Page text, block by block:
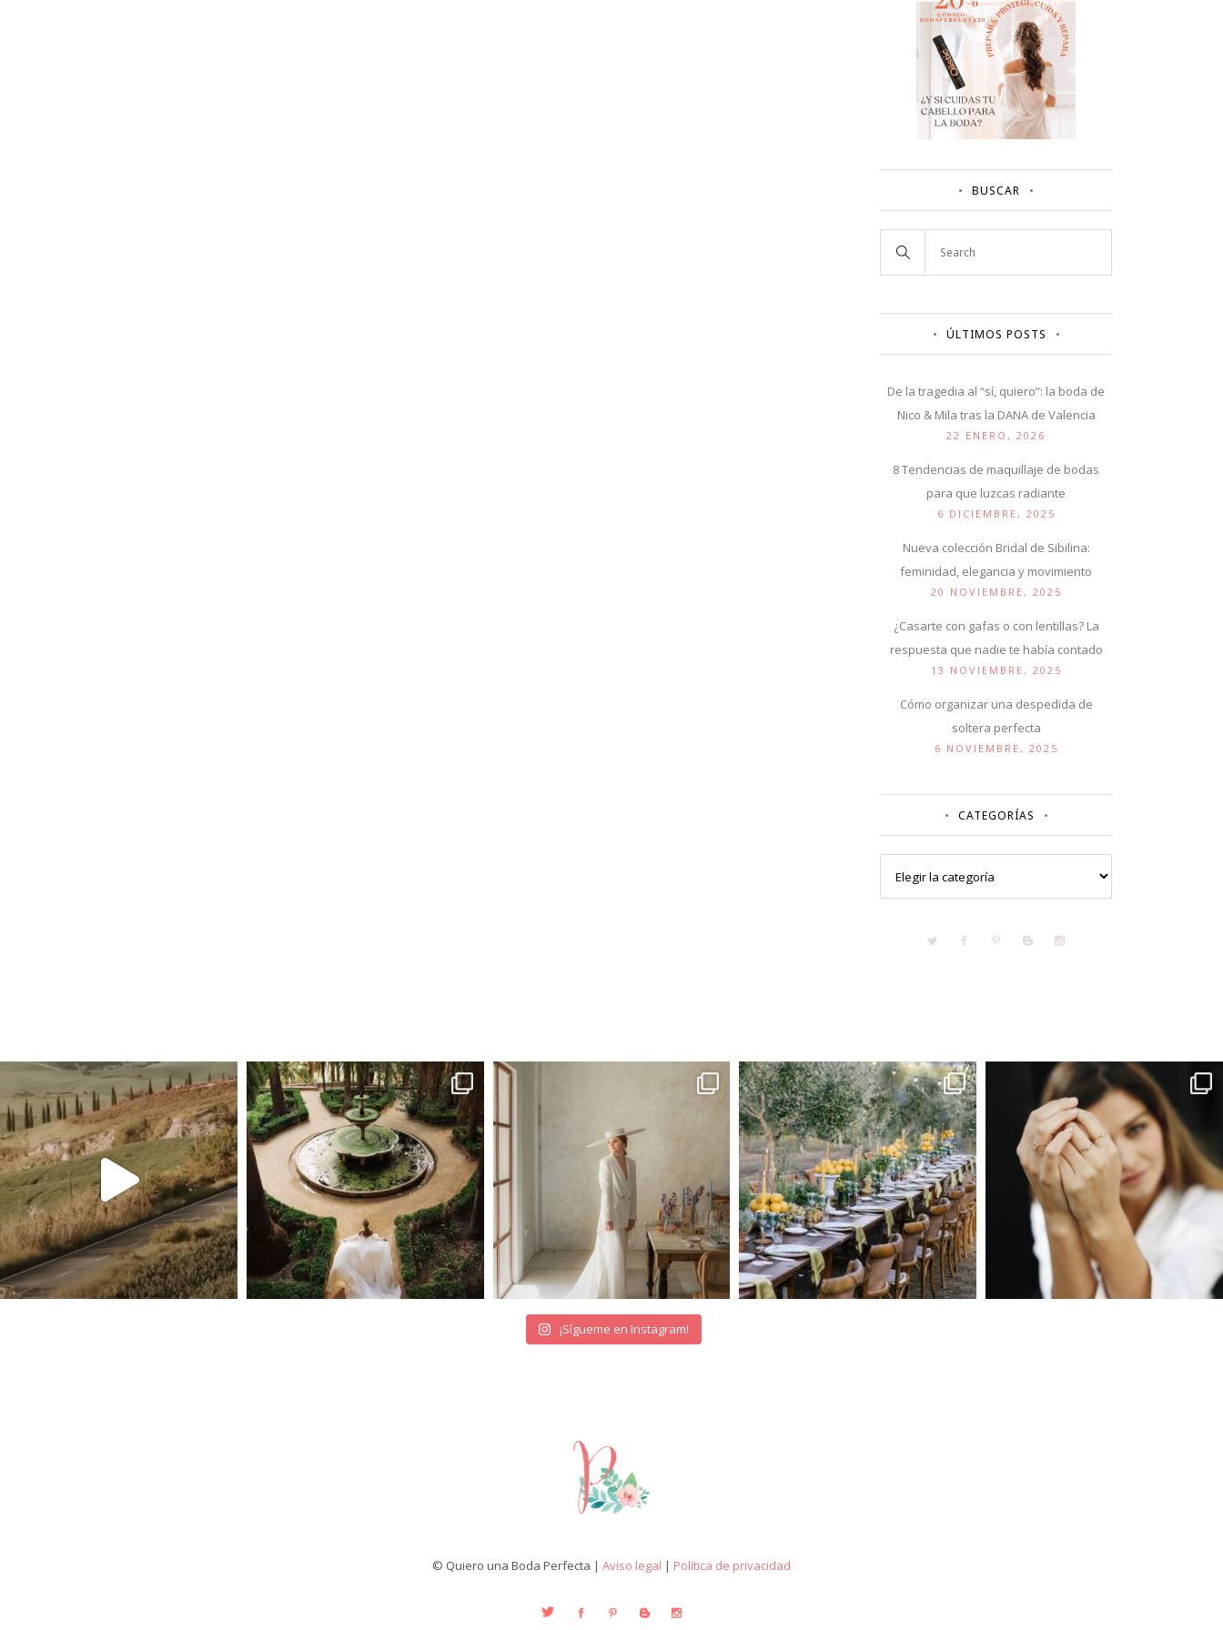
BUSCAR
ÚLTIMOS POSTS
De la tragedia al “sí, quiero”: la boda de
Nico & Mila tras la DANA de Valencia
22 ENERO, 2026
8 Tendencias de maquillaje de bodas
para que luzcas radiante
6 DICIEMBRE, 2025
Nueva colección Bridal de Sibilina:
feminidad, elegancia y movimiento
20 NOVIEMBRE, 2025
¿Casarte con gafas o con lentillas? La
respuesta que nadie te había contado
13 NOVIEMBRE, 2025
Cómo organizar una despedida de
soltera perfecta
6 NOVIEMBRE, 2025
CATEGORÍAS
¡Sígueme en Instagram!
© Quiero una Boda Perfecta | Aviso legal | Política de privacidad